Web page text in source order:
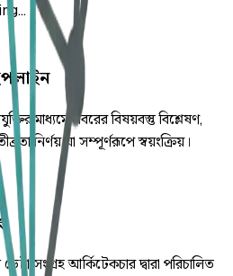
মাধ্যমে খবরের বিষয়বস্তু বিশ্লেষণ,
নির্ণয় যা সম্পূর্ণরূপে স্বয়ংক্রিয়।
সংগ্রহ আর্কিটেকচার দ্বারা পরিচালিত